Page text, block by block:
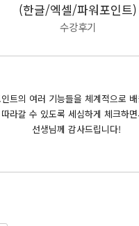
(한글/엑셀/파워포인트)
수강후기
트의 여러 기능들을 체계적으로
라갈 수 있도록 세심하게 체크하
선생님께 감사드립니다!
건축설계(캐드(CAD),맥스(MAX),레빗
크 기반 프론트엔드 개발 양성 지원